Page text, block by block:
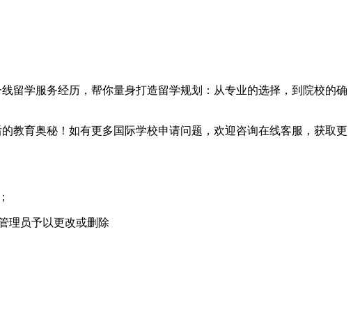
学服务经历，帮你量身打造留学规划：从专业的选择，到院校的确
教育奥秘！如有更多国际学校申请问题，欢迎咨询在线客服 ，获取更
理员予以更改或删除